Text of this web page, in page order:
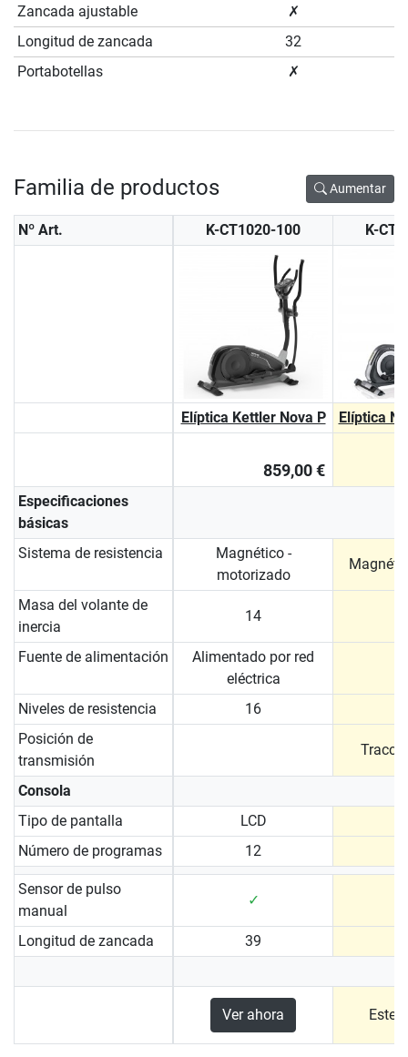
Zancada ajustable
✗
Longitud de zancada
32
Portabotellas
✗
Familia de productos Aumentar
Nº Art. K-CT1020-100 K-
Elíptica Kettler Nova P Elíptica
859,00 €
Especificaciones
básicas
Sistema de resistencia
Magnético -
motorizado
Masa del volante de
inercia
14
Fuente de alimentación
Alimentado por red
eléctrica
Niveles de resistencia
16
Posición de
transmisión
Consola
Tipo de pantalla
LCD
Número de programas
12
Sensor de pulso
manual
✓
Longitud de zancada 39
Ver ahora Este